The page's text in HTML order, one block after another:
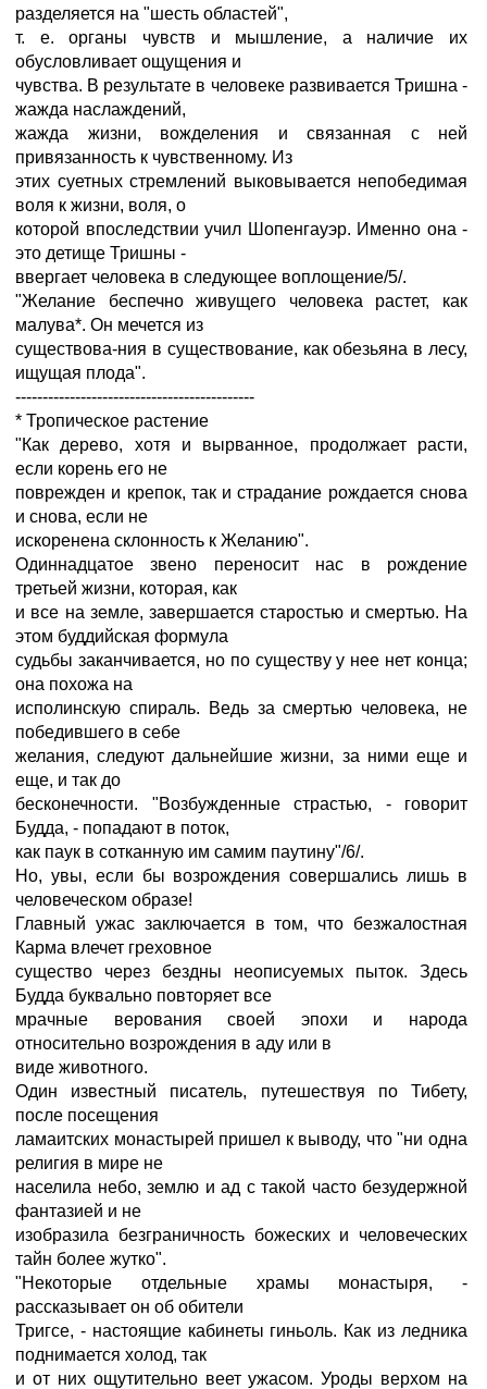
разделяется на "шесть областей",
т. е. органы чувств и мышление, а наличие их
обусловливает ощущения и
чувства. В результате в человеке развивается Тришна -
жажда наслаждений,
жажда жизни, вожделения и связанная с ней
привязанность к чувственному. Из
этих суетных стремлений выковывается непобедимая
воля к жизни, воля, о
которой впоследствии учил Шопенгауэр. Именно она -
это детище Тришны -
ввергает человека в следующее воплощение/5/.
"Желание беспечно живущего человека растет, как
малува*. Он мечется из
существова-ния в существование, как обезьяна в лесу,
ищущая плода".
--------------------------------------------
* Тропическое растение
"Как дерево, хотя и вырванное, продолжает расти,
если корень его не
поврежден и крепок, так и страдание рождается снова
и снова, если не
искоренена склонность к Желанию".
Одиннадцатое звено переносит нас в рождение
третьей жизни, которая, как
и все на земле, завершается старостью и смертью. На
этом буддийская формула
судьбы заканчивается, но по существу у нее нет конца;
она похожа на
исполинскую спираль. Ведь за смертью человека, не
победившего в себе
желания, следуют дальнейшие жизни, за ними еще и
еще, и так до
бесконечности. "Возбужденные страстью, - говорит
Будда, - попадают в поток,
как паук в сотканную им самим паутину"/6/.
Но, увы, если бы возрождения совершались лишь в
человеческом образе!
Главный ужас заключается в том, что безжалостная
Карма влечет греховное
существо через бездны неописуемых пыток. Здесь
Будда буквально повторяет все
мрачные верования своей эпохи и народа
относительно возрождения в аду или в
виде животного.
Один известный писатель, путешествуя по Тибету,
после посещения
ламаитских монастырей пришел к выводу, что "ни одна
религия в мире не
населила небо, землю и ад с такой часто безудержной
фантазией и не
изобразила безграничность божеских и человеческих
тайн более жутко".
"Некоторые отдельные храмы монастыря, -
рассказывает он об обители
Тригсе, - настоящие кабинеты гиньоль. Как из ледника
поднимается холод, так
и от них ощутительно веет ужасом. Уроды верхом на